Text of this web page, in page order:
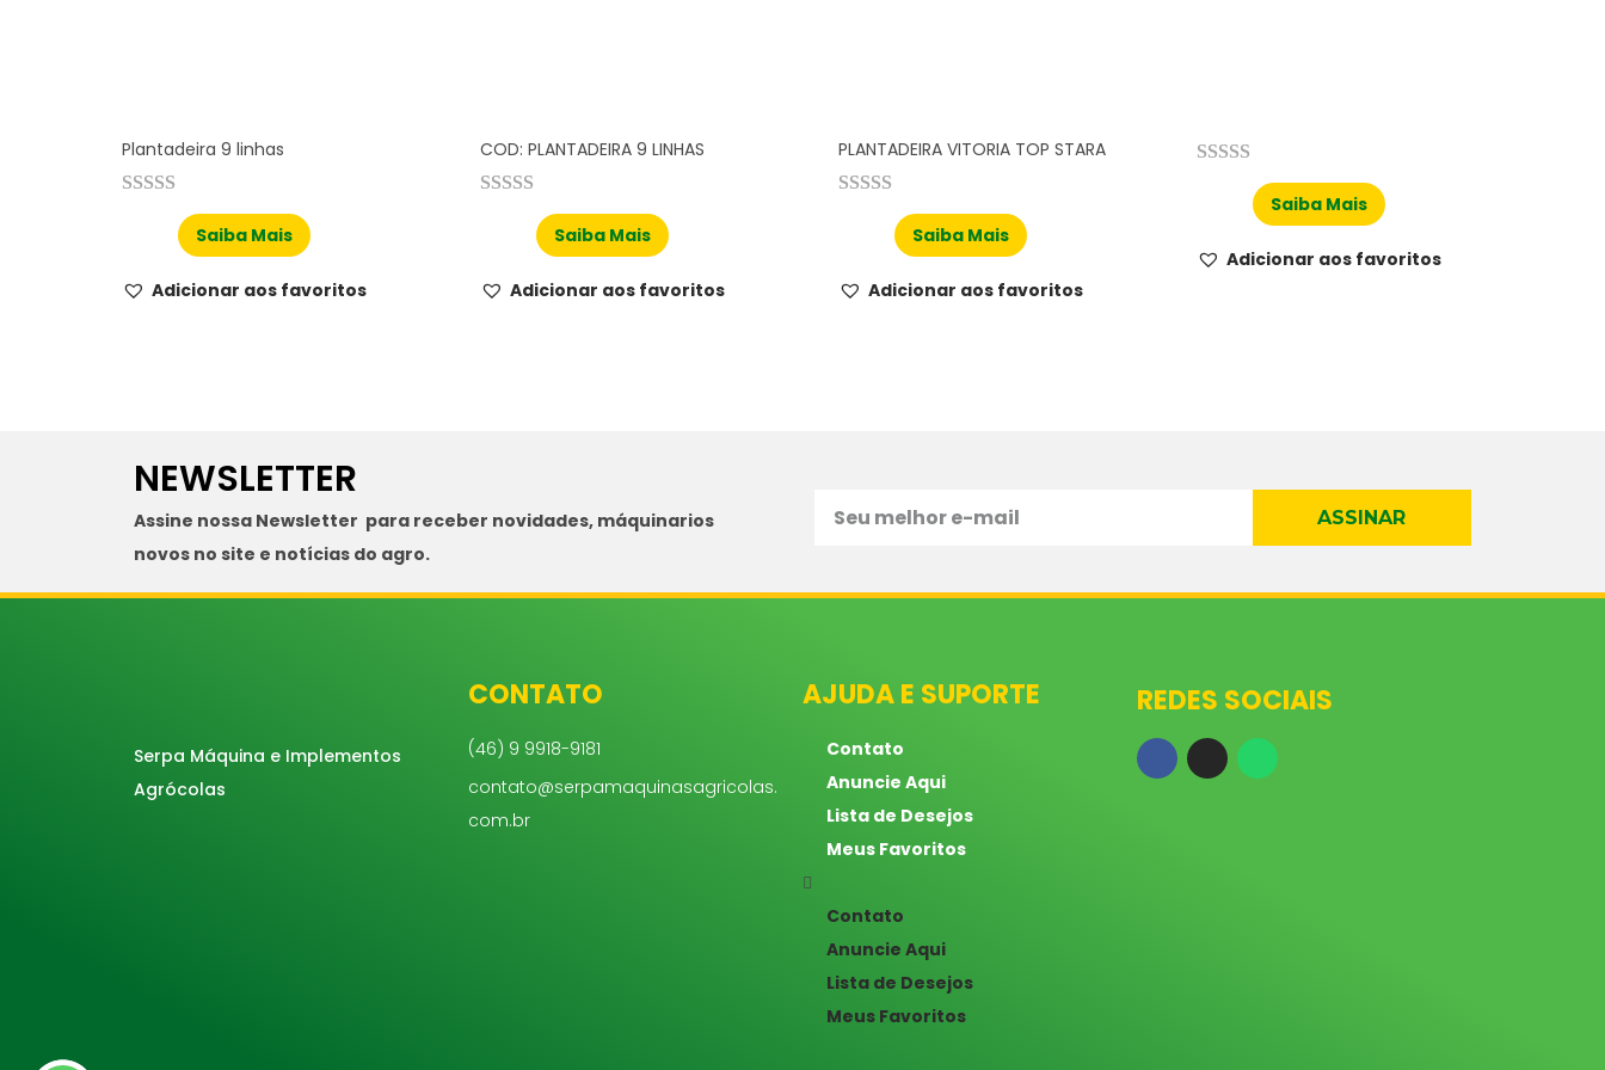
Plantadeira 9 linhas
Saiba Mais
Adicionar aos favoritos
COD: PLANTADEIRA 9 LINHAS
Saiba Mais
Adicionar aos favoritos
PLANTADEIRA VITORIA TOP STARA
Saiba Mais
Adicionar aos favoritos
Saiba Mais
Adicionar aos favoritos
NEWSLETTER
Assine nossa Newsletter para receber novidades, máquinarios
novos no site e notícias do agro.
ASSINAR
Serpa Máquina e Implementos
Agrócolas
CONTATO
(46) 9 9918-9181
contato@serpamaquinasagricolas.
com.br
AJUDA E SUPORTE
Contato
Anuncie Aqui
Lista de Desejos
Meus Favoritos
Contato
Anuncie Aqui
Lista de Desejos
Meus Favoritos
REDES SOCIAIS